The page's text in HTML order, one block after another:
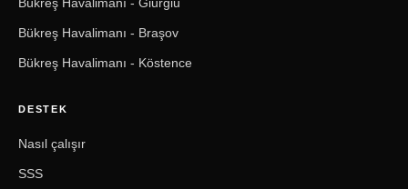
Bükreş Havalimanı - Braşov
Bükreş Havalimanı - Köstence
DESTEK
Nasıl çalışır
SSS